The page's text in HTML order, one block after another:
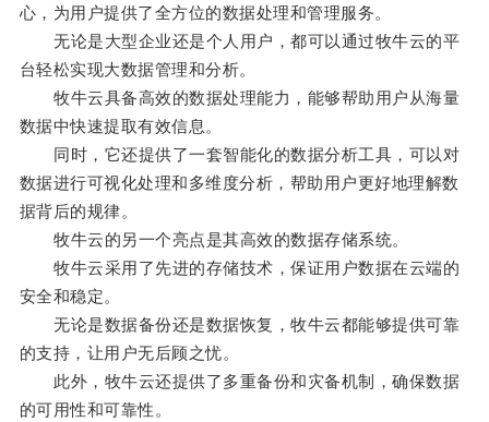
心，为用户提供了全方位的数据处理和管理服务。
无论是大型企业还是个人用户，都可以通过牧牛云的平
台轻松实现大数据管理和分析。
牧牛云具备高效的数据处理能力，能够帮助用户从海量
数据中快速提取有效信息。
同时，它还提供了一套智能化的数据分析工具，可以对
数据进行可视化处理和多维度分析，帮助用户更好地理解数
据背后的规律。
牧牛云的另一个亮点是其高效的数据存储系统。
牧牛云采用了先进的存储技术，保证用户数据在云端的
安全和稳定。
无论是数据备份还是数据恢复，牧牛云都能够提供可靠
的支持，让用户无后顾之忧。
此外，牧牛云还提供了多重备份和灾备机制，确保数据
的可用性和可靠性。